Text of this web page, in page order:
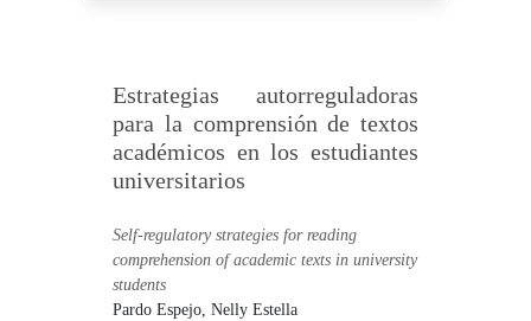
Estrategias autorreguladoras
para la comprensión de textos
académicos en los estudiantes
universitarios
Self-regulatory strategies for reading
comprehension of academic texts in university
students
Pardo Espejo, Nelly Estella